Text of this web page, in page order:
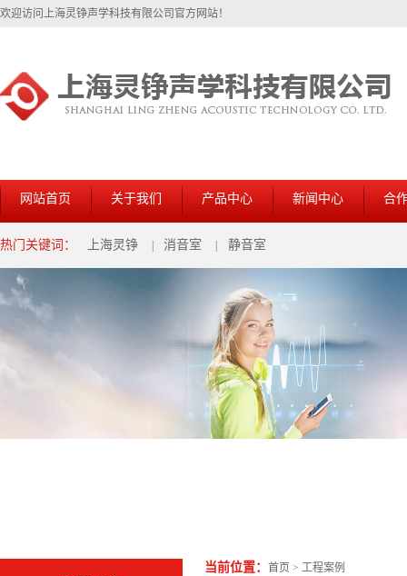
欢迎访问上海灵铮声学科技有限公司官方网站！
网站首页 关于我们 产品中心 新闻中心 合
热门关键词： 上海灵铮 消音室 静音室
当前位置： 首页 > 工程案例